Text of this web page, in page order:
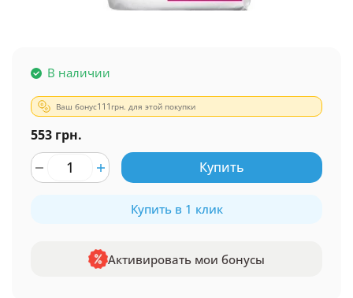
В наличии
Ваш бонус111 грн. для этой покупки
553 грн.
Купить
Купить в 1 клик
Активировать мои бонусы